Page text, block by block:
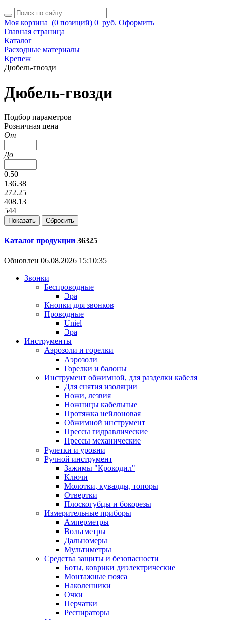
Моя корзина (0 позиций) 0 руб. Оформить
Главная страница
Каталог
Расходные материалы
Крепеж
Дюбель-гвозди
Дюбель-гвозди
Подбор параметров
Розничная цена
От
До
0.50
136.38
272.25
408.13
544
Каталог продукции 36325
Обновлен 06.08.2026 15:10:35
Звонки
Беспроводные
Эра
Кнопки для звонков
Проводные
Uniel
Эра
Инструменты
Аэрозоли и горелки
Аэрозоли
Горелки и балоны
Инструмент обжимной, для разделки кабеля
Для снятия изоляции
Ножи, лезвия
Ножницы кабельные
Протяжка нейлоновая
Обжимной инструмент
Прессы гидравлические
Прессы механические
Рулетки и уровни
Ручной инструмент
Зажимы "Крокодил"
Ключи
Молотки, кувалды, топоры
Отвертки
Плоскогубцы и бокорезы
Измерительные приборы
Амперметры
Вольтметры
Дальномеры
Мультиметры
Средства защиты и безопасности
Боты, коврики диэлектрические
Монтажные пояса
Наколенники
Очки
Перчатки
Респираторы